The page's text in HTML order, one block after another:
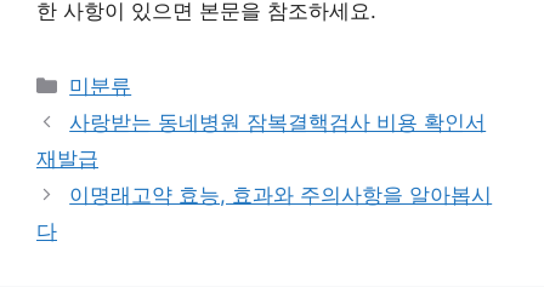
한 사항이 있으면 본문을 참조하세요.
Categories
미분류
사랑받는 동네병원 잠복결핵검사 비용 확인서
재발급
이명래고약 효능, 효과와 주의사항을 알아봅시
다